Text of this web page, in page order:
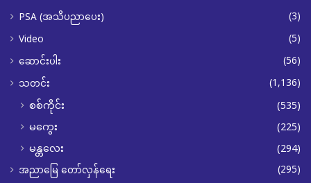
PSA (အသိပညာပေး)
(3)
Video
(5)
ဆောင်းပါး
(56)
သတင်း
(1,136)
စစ်ကိုင်း
(535)
မကွေး
(225)
မန္တလေး
(294)
အညာမြေ တော်လှန်ရေး (295)